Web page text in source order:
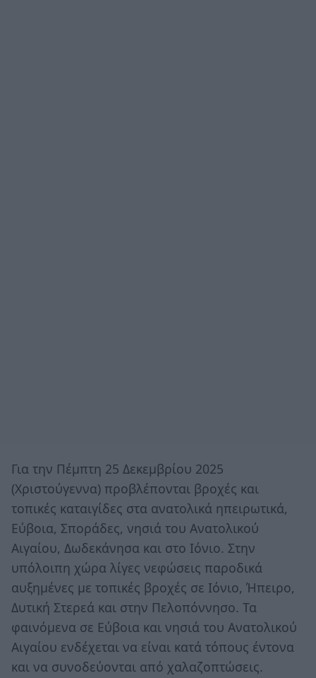
Για την Πέμπτη 25 Δεκεμβρίου 2025
(Χριστούγεννα) προβλέπονται βροχές και
τοπικές καταιγίδες στα ανατολικά ηπειρωτικά,
Εύβοια, Σποράδες, νησιά του Ανατολικού
Αιγαίου, Δωδεκάνησα και στο Ιόνιο. Στην
υπόλοιπη χώρα λίγες νεφώσεις παροδικά
αυξημένες με τοπικές βροχές σε Ιόνιο, Ήπειρο,
Δυτική Στερεά και στην Πελοπόννησο. Τα
φαινόμενα σε Εύβοια και νησιά του Ανατολικού
Αιγαίου ενδέχεται να είναι κατά τόπους έντονα
και να συνοδεύονται από χαλαζοπτώσεις.